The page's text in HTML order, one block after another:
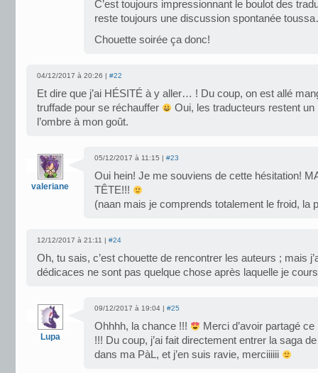
C’est toujours impressionnant le boulot des
reste toujours une discussion spontanée
Chouette soirée ça donc!
04/12/2017 à 20:26 | #22
Et dire que j’ai HÉSITÉ à y aller… ! Du coup, on est allé
truffade pour se réchauffer
Oui, les traducteurs restent un
l’ombre à mon goût.
valeriane
05/12/2017 à 11:15 | #23
Oui hein! Je me souviens de cette hésitation!
TÊTE!!!
(naan mais je comprends totalement le froid, la
12/12/2017 à 21:11 | #24
Oh, tu sais, c’est chouette de rencontrer les auteurs ; mais
dédicaces ne sont pas quelque chose après laquelle je
Lupa
09/12/2017 à 19:04 | #25
Ohhhh, la chance !!!
Merci d’avoir partagé
!!! Du coup, j’ai fait directement entrer la saga
dans ma PàL, et j’en suis ravie, merciiiiii